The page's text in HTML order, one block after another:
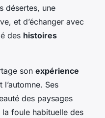
désertes, une
et d’échanger avec
des histoires
son expérience
Ses
des paysages
la foule habituelle des